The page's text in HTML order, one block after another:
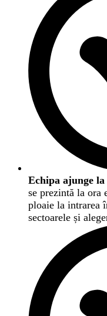
Echipa ajunge
se prezintă la ora
ploaie la intrarea
sectoarele și